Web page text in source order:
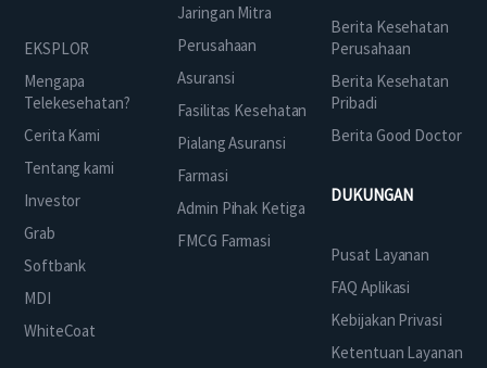
EKSPLOR
Mengapa
Telekesehatan?
Cerita Kami
Tentang kami
Investor
Grab
Softbank
MDI
WhiteCoat
Jaringan Mitra
Perusahaan
Asuransi
Fasilitas Kesehatan
Pialang Asuransi
Farmasi
Admin Pihak Ketiga
FMCG Farmasi
Berita Kesehatan
Perusahaan
Berita Kesehatan
Pribadi
Berita Good Doctor
DUKUNGAN
Pusat Layanan
FAQ Aplikasi
Kebijakan Privasi
Ketentuan Layanan